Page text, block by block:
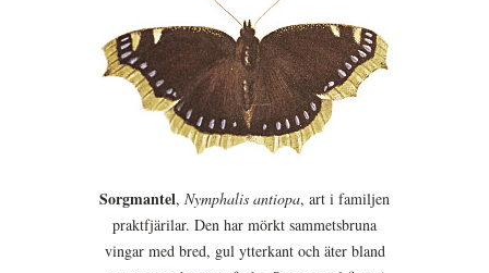
Sorgmantel, Nymphalis antiopa, art i familjen
praktfjärilar. Den har mörkt sammetsbruna
vingar med bred, gul ytterkant och äter bland